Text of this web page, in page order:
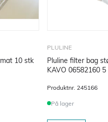
10 stk
PLULINE
Pluline filter bag
KAVO 06582160
Produktnr. 245166
På lager